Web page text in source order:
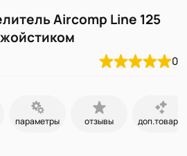
Aircomp Line 125
0
параметры отзывы доп.товары